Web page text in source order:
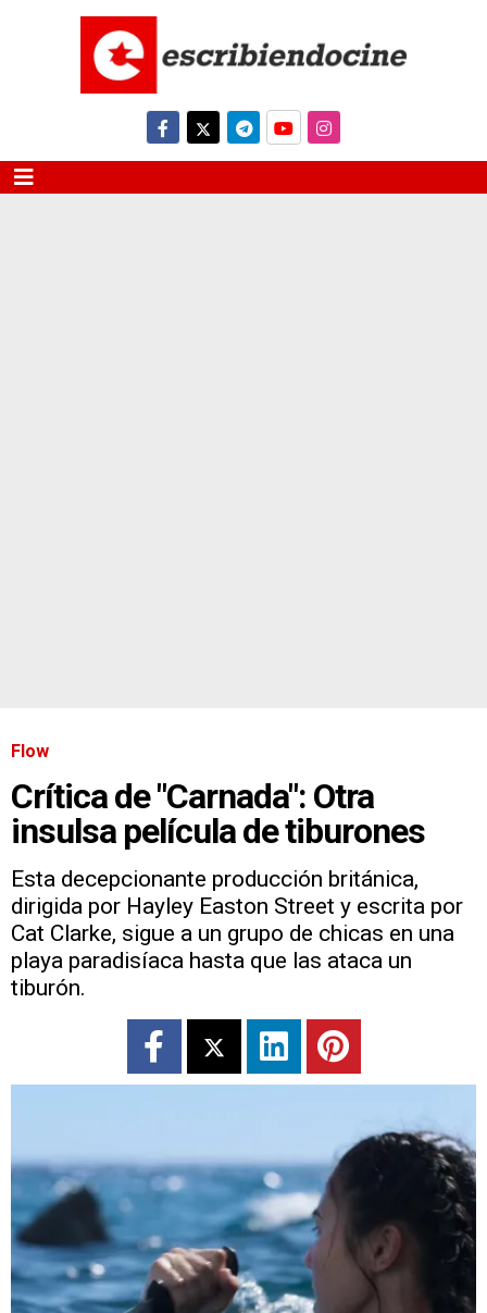
Flow
Crítica de "Carnada": Otra
insulsa película de tiburones
Esta decepcionante producción británica,
dirigida por Hayley Easton Street y escrita por
Cat Clarke, sigue a un grupo de chicas en una
playa paradisíaca hasta que las ataca un
tiburón.